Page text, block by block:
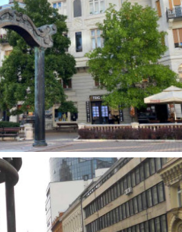
se za virtuelno putovanje
jednu od najlepših zemalja
i sveta. Uživaćete u prikazima
masiva poput Tare i Šar-
ali i u ravničarskim predelima
Vojvodine. Istraživanje
i kulturnog dobra Srbije
vam pravu narav srpskog
naroda, a slike lokalnih i tradicionalnih
osetićete i na svojim